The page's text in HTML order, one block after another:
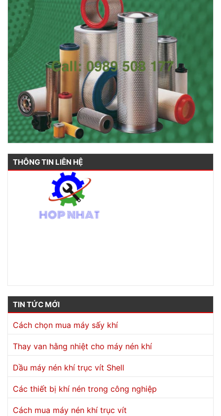
THÔNG TIN LIÊN HỆ
TIN TỨC MỚI
Cách chọn mua máy sấy khí
Thay van hằng nhiệt cho máy nén khí
Dầu máy nén khí trục vít Shell
Các thiết bị khí nén trong công nghiệp
Cách mua máy nén khí trục vít